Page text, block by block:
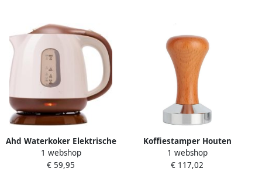
Zilver
Ahd Waterkoker Elektrische
Waterkoker RVS Waterkoker
Bruin 21cm x 15cm x 19cm
1 webshop
€ 59,95
Koffiestamper Houten
Handvat Espresso Stamper
Koffie Bereiden Massief
1 webshop
€ 117,02